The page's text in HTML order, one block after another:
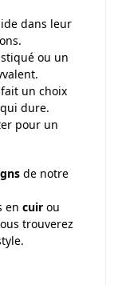
dans leur
ou un
un choix
dure.
pour un
de notre
en cuir ou
trouverez